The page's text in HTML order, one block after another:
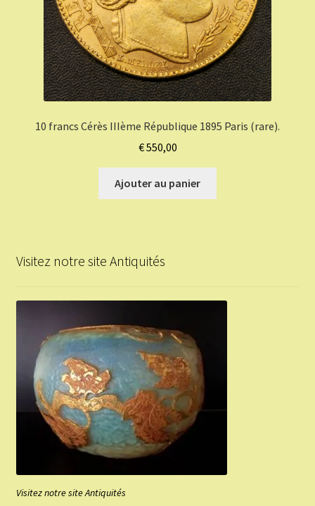
10 francs Cérès IIIème République 1895 Paris (rare).
€550,00
Ajouter au panier
Visitez notre site Antiquités
Visitez notre site Antiquités